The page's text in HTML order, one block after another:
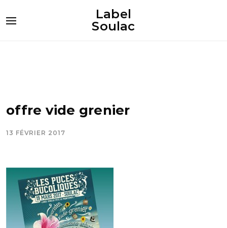
Label
Soulac
offre vide grenier
13 FÉVRIER 2017